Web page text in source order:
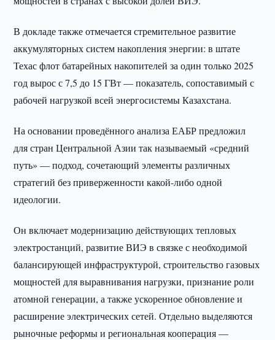
В докладе также отмечается стремительное развитие
аккумуляторных систем накопления энергии: в штате
Техас флот батарейных накопителей за один только 2025
год вырос с 7,5 до 15 ГВт — показатель, сопоставимый с
рабочей нагрузкой всей энергосистемы Казахстана.
На основании проведённого анализа ЕАБР предложил
для стран Центральной Азии так называемый «средний
путь» — подход, сочетающий элементы различных
стратегий без приверженности какой-либо одной
идеологии.
Он включает модернизацию действующих тепловых
электростанций, развитие ВИЭ в связке с необходимой
балансирующей инфраструктурой, строительство газовых
мощностей для выравнивания нагрузки, признание роли
атомной генерации, а также ускоренное обновление и
расширение электрических сетей. Отдельно выделяются
рыночные реформы и региональная кооперация —